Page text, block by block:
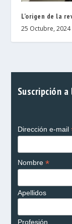
L’origen de la
25 Octubre, 2024
Suscripción
Dirección e-mail
Nombre *
Apellidos
Profesión